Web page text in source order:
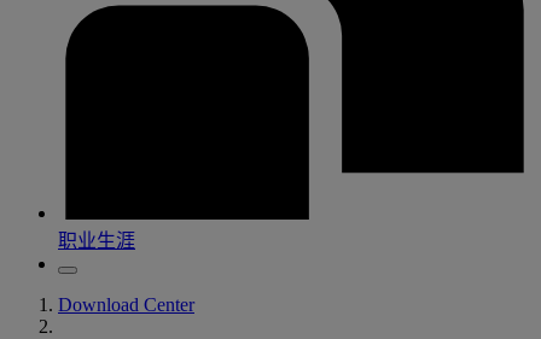
职业生涯
Download Center